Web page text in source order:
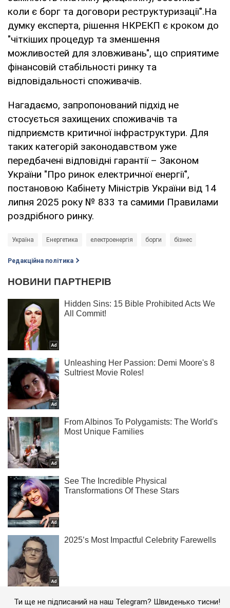
коли є борг та договори реструктуризації".На
думку експерта, рішення НКРЕКП є кроком до
"чіткіших процедур та зменшення
можливостей для зловживань", що сприятиме
фінансовій стабільності ринку та
відповідальності споживачів.
Нагадаємо, запропонований підхід не
стосується захищених споживачів та
підприємств критичної інфраструктури. Для
таких категорій законодавством уже
передбачені відповідні гарантії – Законом
України "Про ринок електричної енергії",
постановою Кабінету Міністрів України від 14
липня 2025 року № 833 та самими Правилами
роздрібного ринку.
Україна Енергетика електроенергія борги бізнес
Редакційна політика
Ти ще не підписаний на наш Telegram? Швиденько тисни!